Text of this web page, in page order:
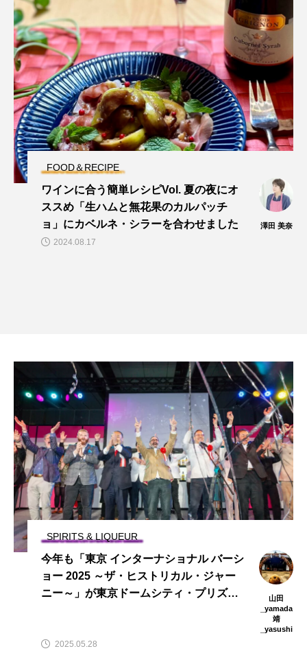
FOOD＆RECIPE
ワインに合う簡単レシピVol. 夏の夜にオ
ススめ「生ハムと無花果のカルパッチ
ョ」にカベルネ・シラーを合わせました
澤田 美奈
2024.08.17
SPIRITS & LIQUEUR
今年も「東京 インターナショナル バーシ
ョー 2025 ～ザ・ヒストリカル・ジャー
ニー～」が東京ドームシティ・プリズム
山田
_yamada
靖
_yasushi
2025.05.28